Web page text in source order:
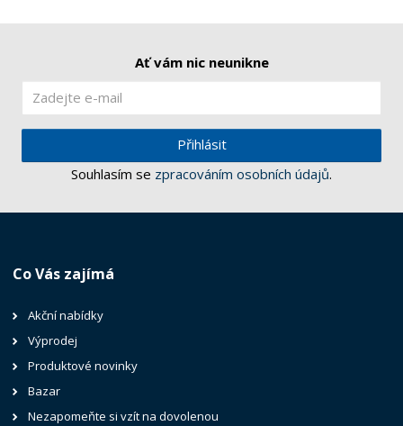
Ať vám nic neunikne
Přihlásit
Souhlasím se zpracováním osobních údajů.
Co Vás zajímá
Akční nabídky
Výprodej
Produktové novinky
Bazar
Nezapomeňte si vzít na dovolenou